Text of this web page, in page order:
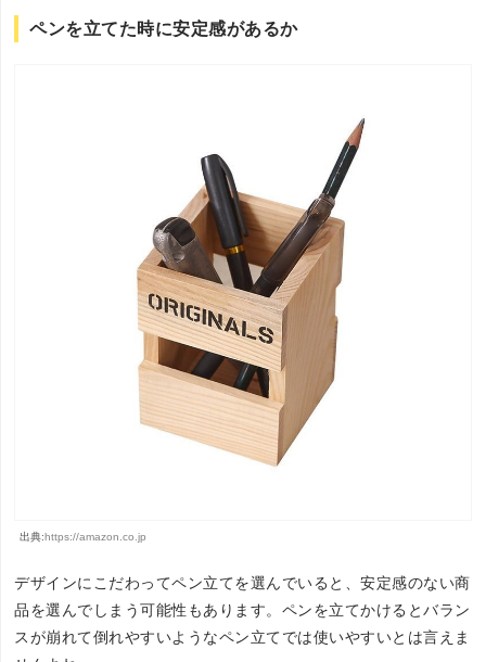
ペンを立てた時に安定感があるか
出典:https://amazon.co.jp
デザインにこだわってペン立てを選んでいると、安定感のない商
品を選んでしまう可能性もあります。ペンを立てかけるとバラン
スが崩れて倒れやすいようなペン立てでは使いやすいとは言えま